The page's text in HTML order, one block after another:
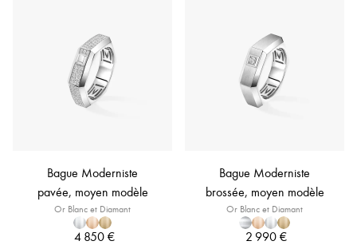
Bague Moderniste
pavée, moyen modèle
Or Blanc et Diamant
4 850 €
Bague Moderniste
brossée, moyen modèle
Or Blanc et Diamant
2 990 €